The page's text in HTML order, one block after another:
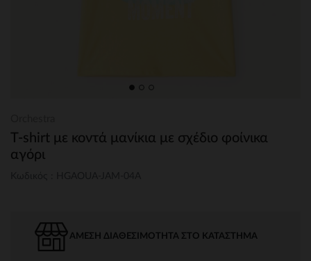
T-shirt με κοντά μανίκια με σχέδιο φοίνικα
αγόρι
ΆΜΕΣΗ ΔΙΑΘΕΣΙΜΌΤΗΤΑ ΣΤΟ ΚΑΤΆΣΤΗΜΑ